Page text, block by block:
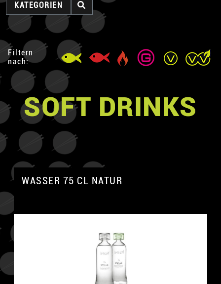
KATEGORIEN
Filtern
nach:
SOFT DRINKS
WASSER 75 CL NATUR